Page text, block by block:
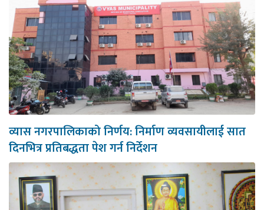
व्यास नगरपालिकाको निर्णय: निर्माण व्यवसायीलाई सात
दिनभित्र प्रतिबद्धता पेश गर्न निर्देशन